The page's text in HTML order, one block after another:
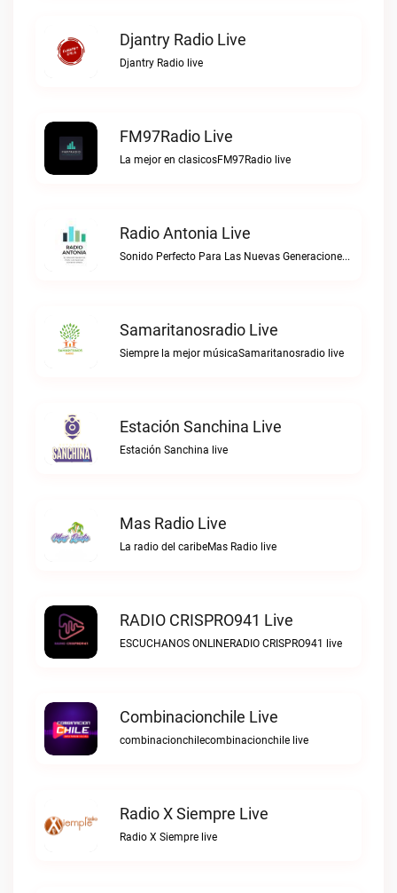
Djantry Radio Live
Djantry Radio live
FM97Radio Live
La mejor en clasicosFM97Radio live
Radio Antonia Live
Sonido Perfecto Para Las Nuevas GeneracionesRadio Antonia live
Samaritanosradio Live
Siempre la mejor músicaSamaritanosradio live
Estación Sanchina Live
Estación Sanchina live
Mas Radio Live
La radio del caribeMas Radio live
RADIO CRISPRO941 Live
ESCUCHANOS ONLINERADIO CRISPRO941 live
Combinacionchile Live
combinacionchilecombinacionchile live
Radio X Siempre Live
Radio X Siempre live